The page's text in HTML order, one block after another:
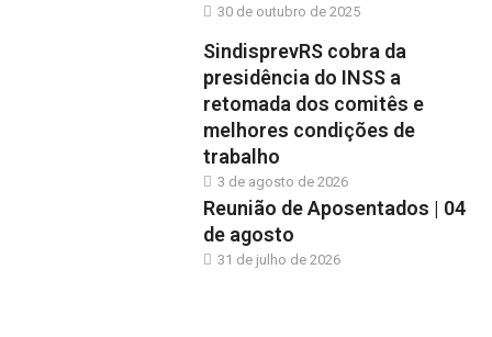
30 de outubro de 2025
SindisprevRS cobra da
presidência do INSS a
retomada dos comitês e
melhores condições de
trabalho
3 de agosto de 2026
Reunião de Aposentados | 04
de agosto
31 de julho de 2026